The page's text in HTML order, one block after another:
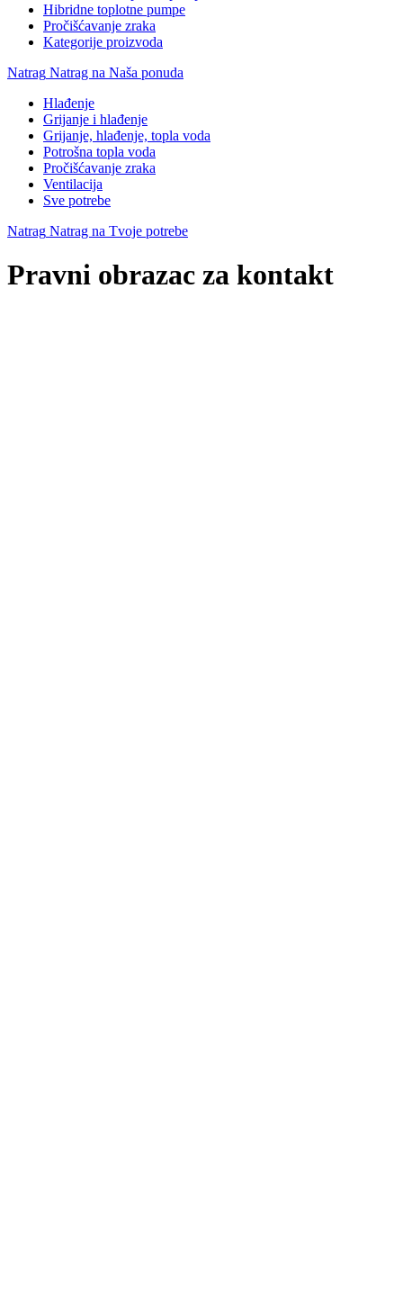
Hibridne toplotne pumpe
Pročišćavanje zraka
Kategorije proizvoda
Natrag Natrag na Naša ponuda
Hlađenje
Grijanje i hlađenje
Grijanje, hlađenje, topla voda
Potrošna topla voda
Pročišćavanje zraka
Ventilacija
Sve potrebe
Natrag Natrag na Tvoje potrebe
Pravni obrazac za kontakt